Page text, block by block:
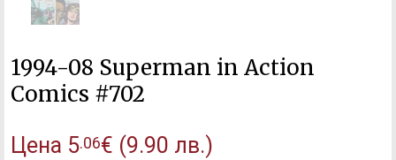
1994-08 Superman in Action
Comics #702
Цена 5.06€ (9.90 лв.)